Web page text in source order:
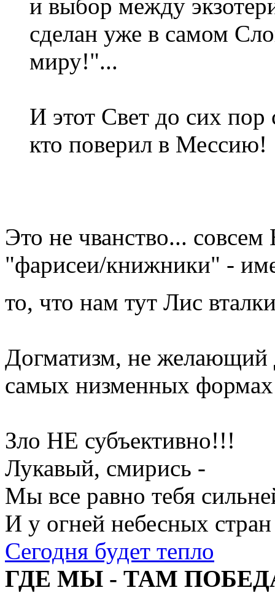
и выбор между
сделан уже в самом
миру!"...
И этот Свет до сих пор
кто поверил в Мессию!
Это не чванство...
"фарисеи/книжники" -
то, что нам тут Лис
Догматизм, не желающий
самых низменных формах
Зло НЕ субъективно!!!
Лукавый, смирись -
Мы все равно тебя
И у огней небесных стран
Сегодня будет тепло
ГДЕ МЫ - ТАМ